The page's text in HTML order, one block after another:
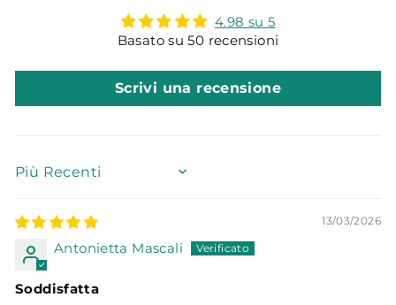
4.98 su 5
Basato su 50 recensioni
Scrivi una recensione
SORT BY
13/03/2026
Antonietta Mascali
Soddisfatta